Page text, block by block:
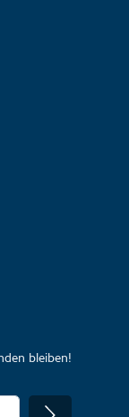
bleiben!